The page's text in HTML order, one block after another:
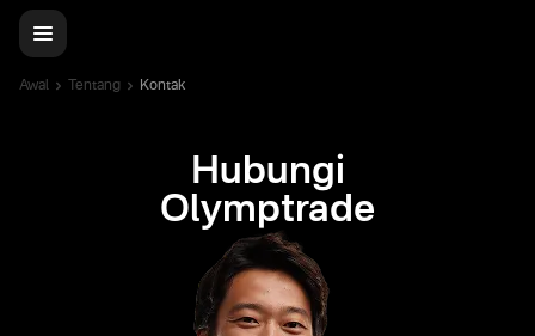
Awal Tentang Kontak
Hubungi
Olymptrade